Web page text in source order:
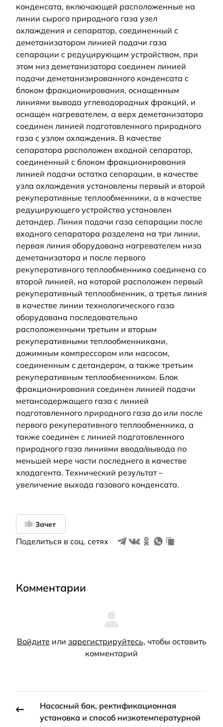
конденсата, включающей расположенные на
линии сырого природного газа узел
охлаждения и сепаратор, соединенный с
деметанизатором линией подачи газа
сепарации с редуцирующим устройством, при
этом низ деметанизатора соединен линией
подачи деметанизированного конденсата с
блоком фракционирования, оснащенным
линиями вывода углеводородных фракций, и
оснащен нагревателем, а верх деметанизатора
соединен линией подготовленного природного
газа с узлом охлаждения. В качестве
сепаратора расположен входной сепаратор,
соединенный с блоком фракционирования
линией подачи остатка сепарации, в качестве
узла охлаждения установлены первый и второй
рекуперативные теплообменники, а в качестве
редуцирующего устройства установлен
детандер. Линия подачи газа сепарации после
входного сепаратора разделена на три линии,
первая линия оборудована нагревателем низа
деметанизатора и после первого
рекуперативного теплообменника соединена со
второй линией, на которой расположен первый
рекуперативный теплообменник, а третья линия
в качестве линии технологического газа
оборудована последовательно
расположенными третьим и вторым
рекуперативными теплообменниками,
дожимным компрессором или насосом,
соединенным с детандером, а также третьим
рекуперативным теплообменником. Блок
фракционирования соединен линией подачи
метансодержащего газа с линией
подготовленного природного газа до или после
первого рекуперативного теплообменника, а
также соединен с линией подготовленного
природного газа линиями ввода/вывода по
меньшей мере части последнего в качестве
хладагента. Технический результат –
увеличение выхода газового конденсата.
Зачет
Поделиться в соц. сетях
Комментарии
Войдите или зарегистрируйтесь, чтобы оставить
комментарий
Насосный бак, ректификационная
установка и способ низкотемпературной